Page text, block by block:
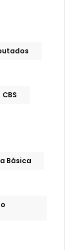
CBS
Básica